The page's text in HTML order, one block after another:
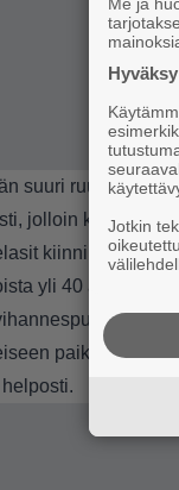
suuri ruukku ja
jolloin kasvi
kiinni
yli 40
paikkaan
Jotkin